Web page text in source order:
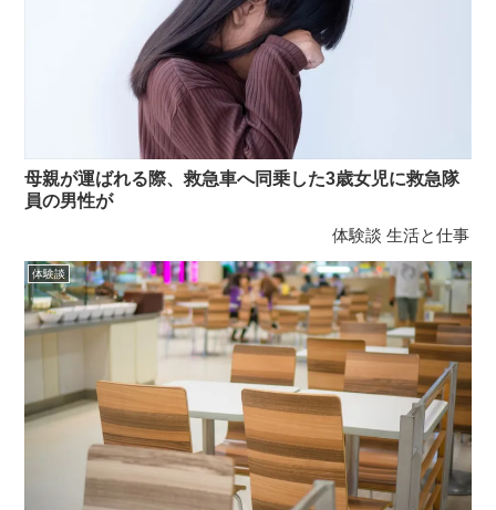
母親が運ばれる際、救急車へ同乗した3歳女児に救急隊
員の男性が
体験談 生活と仕事
体験談